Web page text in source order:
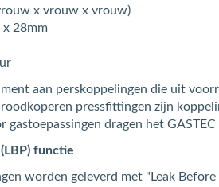
x vrouw x vrouw)
x 28mm
aan perskoppelingen die uit
pressfittingen zijn
dragen het GASTEC
functie
worden geleverd met "Leak